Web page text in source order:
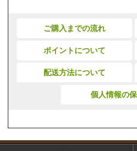
ご購入までの流れ
ポイントについて
配送方法について
個人情報の